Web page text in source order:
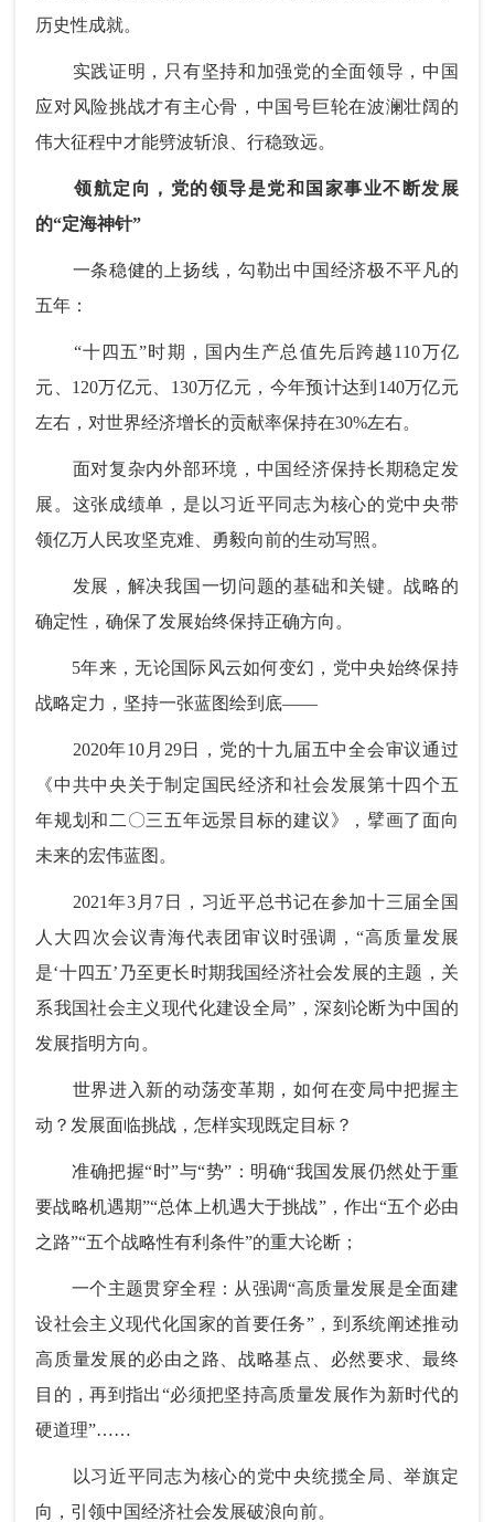
历史性成就。
实践证明，只有坚持和加强党的全面领导，中国
应对风险挑战才有主心骨，中国号巨轮在波澜壮阔的
伟大征程中才能劈波斩浪、行稳致远。
领航定向，党的领导是党和国家事业不断发展
的“定海神针”
一条稳健的上扬线，勾勒出中国经济极不平凡的
五年：
“十四五”时期，国内生产总值先后跨越110万亿
元、120万亿元、130万亿元，今年预计达到140万亿元
左右，对世界经济增长的贡献率保持在30%左右。
面对复杂内外部环境，中国经济保持长期稳定发
展。这张成绩单，是以习近平同志为核心的党中央带
领亿万人民攻坚克难、勇毅向前的生动写照。
发展，解决我国一切问题的基础和关键。战略的
确定性，确保了发展始终保持正确方向。
5年来，无论国际风云如何变幻，党中央始终保持
战略定力，坚持一张蓝图绘到底——
2020年10月29日，党的十九届五中全会审议通过
《中共中央关于制定国民经济和社会发展第十四个五
年规划和二〇三五年远景目标的建议》，擘画了面向
未来的宏伟蓝图。
2021年3月7日，习近平总书记在参加十三届全国
人大四次会议青海代表团审议时强调，“高质量发展
是‘十四五’乃至更长时期我国经济社会发展的主题，关
系我国社会主义现代化建设全局”，深刻论断为中国的
发展指明方向。
世界进入新的动荡变革期，如何在变局中把握主
动？发展面临挑战，怎样实现既定目标？
准确把握“时”与“势”：明确“我国发展仍然处于重
要战略机遇期”“总体上机遇大于挑战”，作出“五个必由
之路”“五个战略性有利条件”的重大论断；
一个主题贯穿全程：从强调“高质量发展是全面建
设社会主义现代化国家的首要任务”，到系统阐述推动
高质量发展的必由之路、战略基点、必然要求、最终
目的，再到指出“必须把坚持高质量发展作为新时代的
硬道理”……
以习近平同志为核心的党中央统揽全局、举旗定
向，引领中国经济社会发展破浪向前。